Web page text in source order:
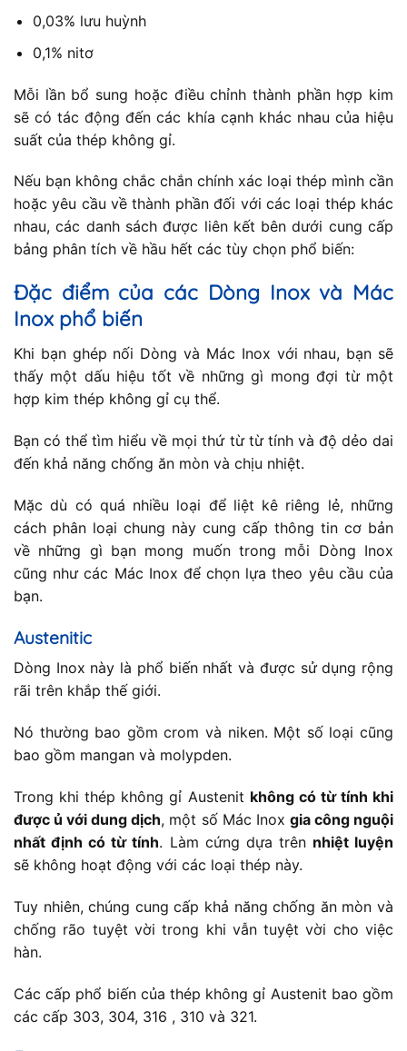
0,03% lưu huỳnh
0,1% nitơ
Mỗi lần bổ sung hoặc điều chỉnh thành phần hợp kim
sẽ có tác động đến các khía cạnh khác nhau của hiệu
suất của thép không gỉ.
Nếu bạn không chắc chắn chính xác loại thép mình cần
hoặc yêu cầu về thành phần đối với các loại thép khác
nhau, các danh sách được liên kết bên dưới cung cấp
bảng phân tích về hầu hết các tùy chọn phổ biến:
Đặc điểm của các Dòng Inox và Mác
Inox phổ biến
Khi bạn ghép nối Dòng và Mác Inox với nhau, bạn sẽ
thấy một dấu hiệu tốt về những gì mong đợi từ một
hợp kim thép không gỉ cụ thể.
Bạn có thể tìm hiểu về mọi thứ từ từ tính và độ dẻo dai
đến khả năng chống ăn mòn và chịu nhiệt.
Mặc dù có quá nhiều loại để liệt kê riêng lẻ, những
cách phân loại chung này cung cấp thông tin cơ bản
về những gì bạn mong muốn trong mỗi Dòng Inox
cũng như các Mác Inox để chọn lựa theo yêu cầu của
bạn.
Austenitic
Dòng Inox này là phổ biến nhất và được sử dụng rộng
rãi trên khắp thế giới.
Nó thường bao gồm crom và niken. Một số loại cũng
bao gồm mangan và molypden.
Trong khi thép không gỉ Austenit không có từ tính khi
được ủ với dung dịch, một số Mác Inox gia công nguội
nhất định có từ tính. Làm cứng dựa trên nhiệt luyện
sẽ không hoạt động với các loại thép này.
Tuy nhiên, chúng cung cấp khả năng chống ăn mòn và
chống rão tuyệt vời trong khi vẫn tuyệt vời cho việc
hàn.
Các cấp phổ biến của thép không gỉ Austenit bao gồm
các cấp 303, 304, 316 , 310 và 321.